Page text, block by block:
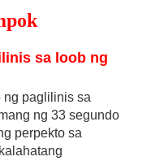
sa loob ng
ng paglilinis sa
ng 33 segundo
perpekto sa